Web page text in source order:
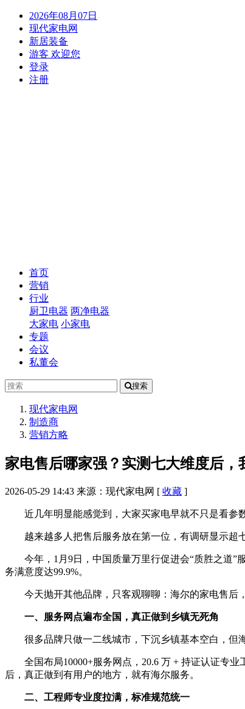
2026年08月07日
现代家电网
新居装备
游客 欢迎您
登录
注册
首页(current)
营销
行业
厨卫电器 两净电器
大家电 小家电
专题
会议
私董会
搜索
现代家电网
制造商
营销方略
家电售后哪家强？实测七大维度后
2026-05-29 14:43 来源：现代家电网 [ 收藏 ]
近几年明显能感觉到，大家买家电早就不只是看参
越来越多人把售后服务放在第一位，有调研显示超
今年，1月9日，中国质量万里行促进会“质胜之道
务满意度达99.9%。
今天抛开其他品牌，只客观聊聊：海尔的家电售后
一、服务网点遍布全国，真正做到乡镇无死角
很多品牌只做一二线城市，下沉乡镇基本空白，但
全国布局10000+服务网点，20.6 万 + 持证认证专
后，真正做到有用户的地方，就有海尔服务。
二、工程师专业度拉满，标准规范统一